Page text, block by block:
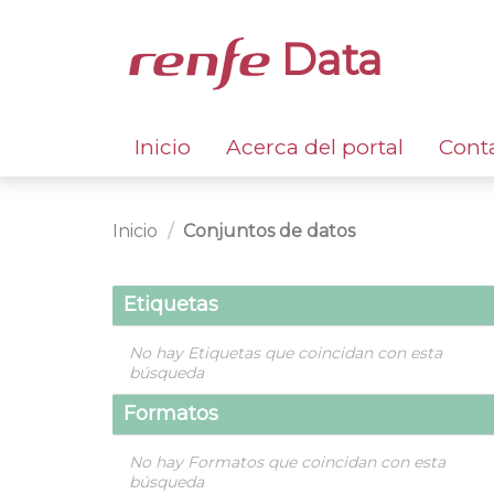
Data
Inicio Acerca del portal
Inicio Conjuntos de datos
Etiquetas
No hay Etiquetas que coincidan con esta
búsqueda
Formatos
No hay Formatos que coincidan con esta
búsqueda